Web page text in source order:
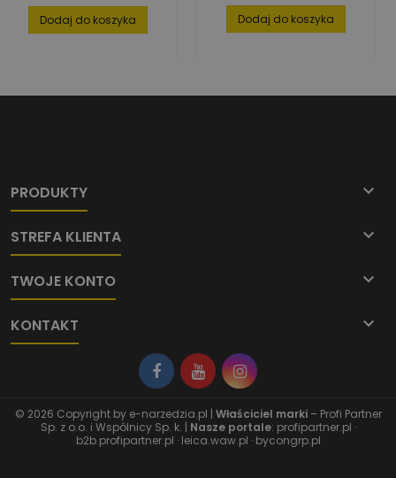
podstawowa
Dodaj do koszyka Dodaj do koszyka
PRODUKTY 
STREFA KLIENTA 
TWOJE KONTO 
KONTAKT 
© 2026 Copyright by e-narzedzia.pl | Właściciel marki– Profi Partner
Sp. z o.o. i Wspólnicy Sp. k. | Nasze portale: profipartner.pl ·
b2b.profipartner.pl · leica.waw.pl · bycongrp.pl